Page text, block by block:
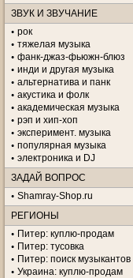
ЗВУК И ЗВУЧАНИЕ
рок
тяжелая музыка
фанк-джаз-фьюжн-блюз
инди и другая музыка
альтернатива и панк
акустика и фолк
академическая музыка
рэп и хип-хоп
эксперимент. музыка
популярная музыка
электроника и DJ
ЗАДАЙ ВОПРОС
Shamray-Shop.ru
РЕГИОНЫ
Питер: куплю-продам
Питер: тусовка
Питер: поиск музыкантов
Украина: куплю-продам